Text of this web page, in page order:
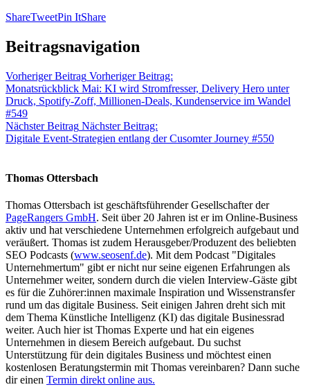
ShareTweetPin ItShare
Beitragsnavigation
Vorheriger Beitrag Vorheriger Beitrag:
Monatsrückblick Mai: KI wird Stromfresser, Delivery Hero unter
Druck, Spotify-Zoff, Millionen-Deals, Kundenservice im Wandel
#549
Nächster Beitrag Nächster Beitrag:
Digitale Event-Strategien entlang der Cusomter Journey #550
Thomas Ottersbach
Thomas Ottersbach ist geschäftsführender Gesellschafter der
PageRangers GmbH. Seit über 20 Jahren ist er im Online-Business
aktiv und hat verschiedene Unternehmen erfolgreich aufgebaut und
veräußert. Thomas ist zudem Herausgeber/Produzent des beliebten
SEO Podcasts (www.seosenf.de). Mit dem Podcast "Digitales
Unternehmertum" gibt er nicht nur seine eigenen Erfahrungen als
Unternehmer weiter, sondern durch die vielen Interview-Gäste gibt
es für die Zuhörer:innen maximale Inspiration und Wissenstransfer
rund um das digitale Business. Seit einigen Jahren dreht sich mit
dem Thema Künstliche Intelligenz (KI) das digitale Businessrad
weiter. Auch hier ist Thomas Experte und hat ein eigenes
Unternehmen in diesem Bereich aufgebaut. Du suchst
Unterstützung für dein digitales Business und möchtest einen
kostenlosen Beratungstermin mit Thomas vereinbaren? Dann suche
dir einen Termin direkt online aus.